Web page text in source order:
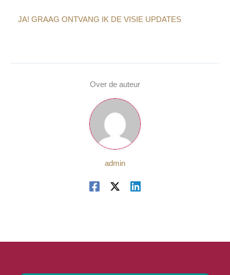
JA! GRAAG ONTVANG IK DE VISIE UPDATES
Over de auteur
admin